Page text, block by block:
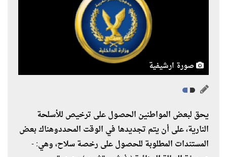
صورة ارشيفية
يحق لبعض المواطنين الحصول على ترخيص للأسلحة
النارية، على أن يتم تجديدها في الوقت المحددوهناك بعض
المستندات المطلوبة للحصول على رخصة سلاح، وهي: -